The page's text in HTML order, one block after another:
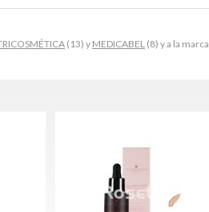
(13) y MEDICABEL (8) y a la marca